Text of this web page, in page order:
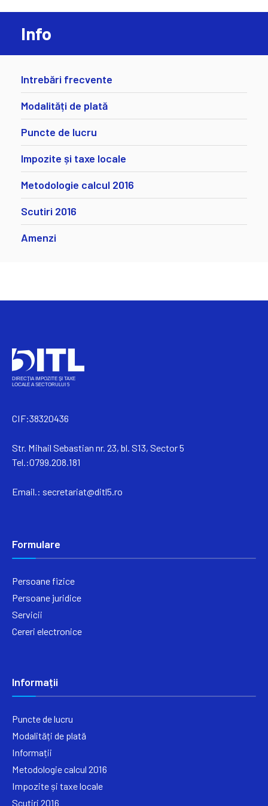
Info
Intrebări frecvente
Modalități de plată
Puncte de lucru
Impozite și taxe locale
Metodologie calcul 2016
Scutiri 2016
Amenzi
CIF:38320436
Str. Mihail Sebastian nr. 23, bl. S13, Sector 5
Tel.:0799.208.181
Email.: secretariat@ditl5.ro
Formulare
Persoane fizice
Persoane juridice
Servicii
Cereri electronice
Informații
Puncte de lucru
Modalități de plată
Informații
Metodologie calcul 2016
Impozite și taxe locale
Scutiri 2016